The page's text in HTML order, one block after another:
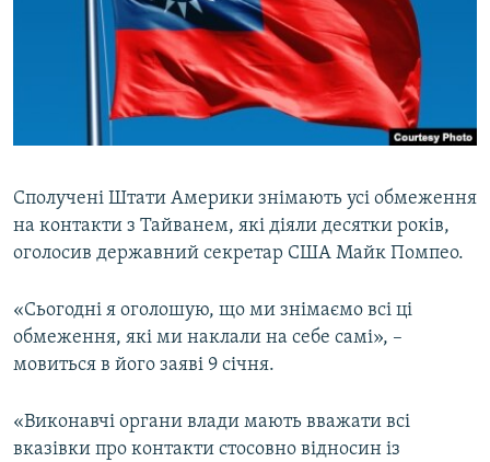
КИТАЙ.ВИКЛИКИ
МУЛЬТИМЕДІА
СПЕЦПРОЄКТИ
КРИМ РЕАЛІЇ
РУС
УКР
КТАТ
Сполучені Штати Америки знімають усі обмеження
на контакти з Тайванем, які діяли десятки років,
оголосив державний секретар США Майк Помпео.
«Сьогодні я оголошую, що ми знімаємо всі ці
обмеження, які ми наклали на себе самі», –
мовиться в його заяві 9 січня.
«Виконавчі органи влади мають вважати всі
вказівки про контакти стосовно відносин із